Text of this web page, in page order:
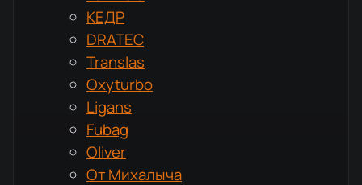
КЕДР
DRATEC
Translas
Oxyturbo
Ligans
Fubag
Oliver
От Михалыча